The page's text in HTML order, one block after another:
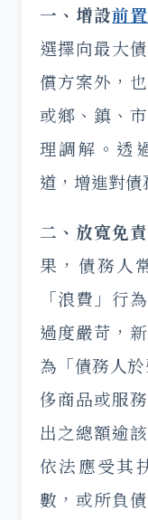
一、增設前
選擇向最大
償方案外，
或鄉、鎮、
理調解。透
道，增進對債
二、放寬免責
果，債務人
「浪費」行
過度嚴苛，
為「債務人
侈商品或服
出之總額逾
依法應受其
數，或所負